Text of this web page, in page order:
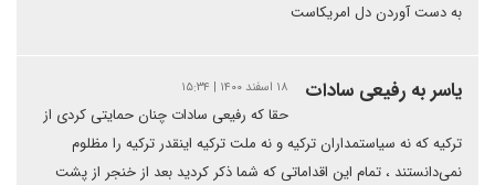
به دست آوردن دل امریکاست
یاسر به رفیعی سادات ۱۸ اسفند ۱۴۰۰ | ۱۵:۳۴
حقا که رفیعی سادات چنان حمایتی کردی از
ترکیه که نه سیاستمداران ترکیه و نه ملت ترکیه اینقدر ترکیه را مظلوم
نمی‌دانستند ، تمام این اقداماتی که شما ذکر کردید بعد از خنجر از پشت